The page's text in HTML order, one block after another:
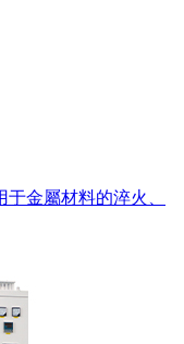
金屬材料的淬火、